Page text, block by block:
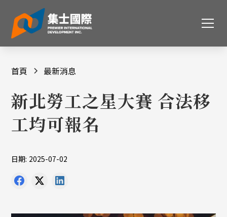
首頁 最新消息
新北勞工之星大賽 合法移
工均可報名
日期: 2025-07-02